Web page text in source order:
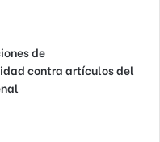
de
contra artículos del